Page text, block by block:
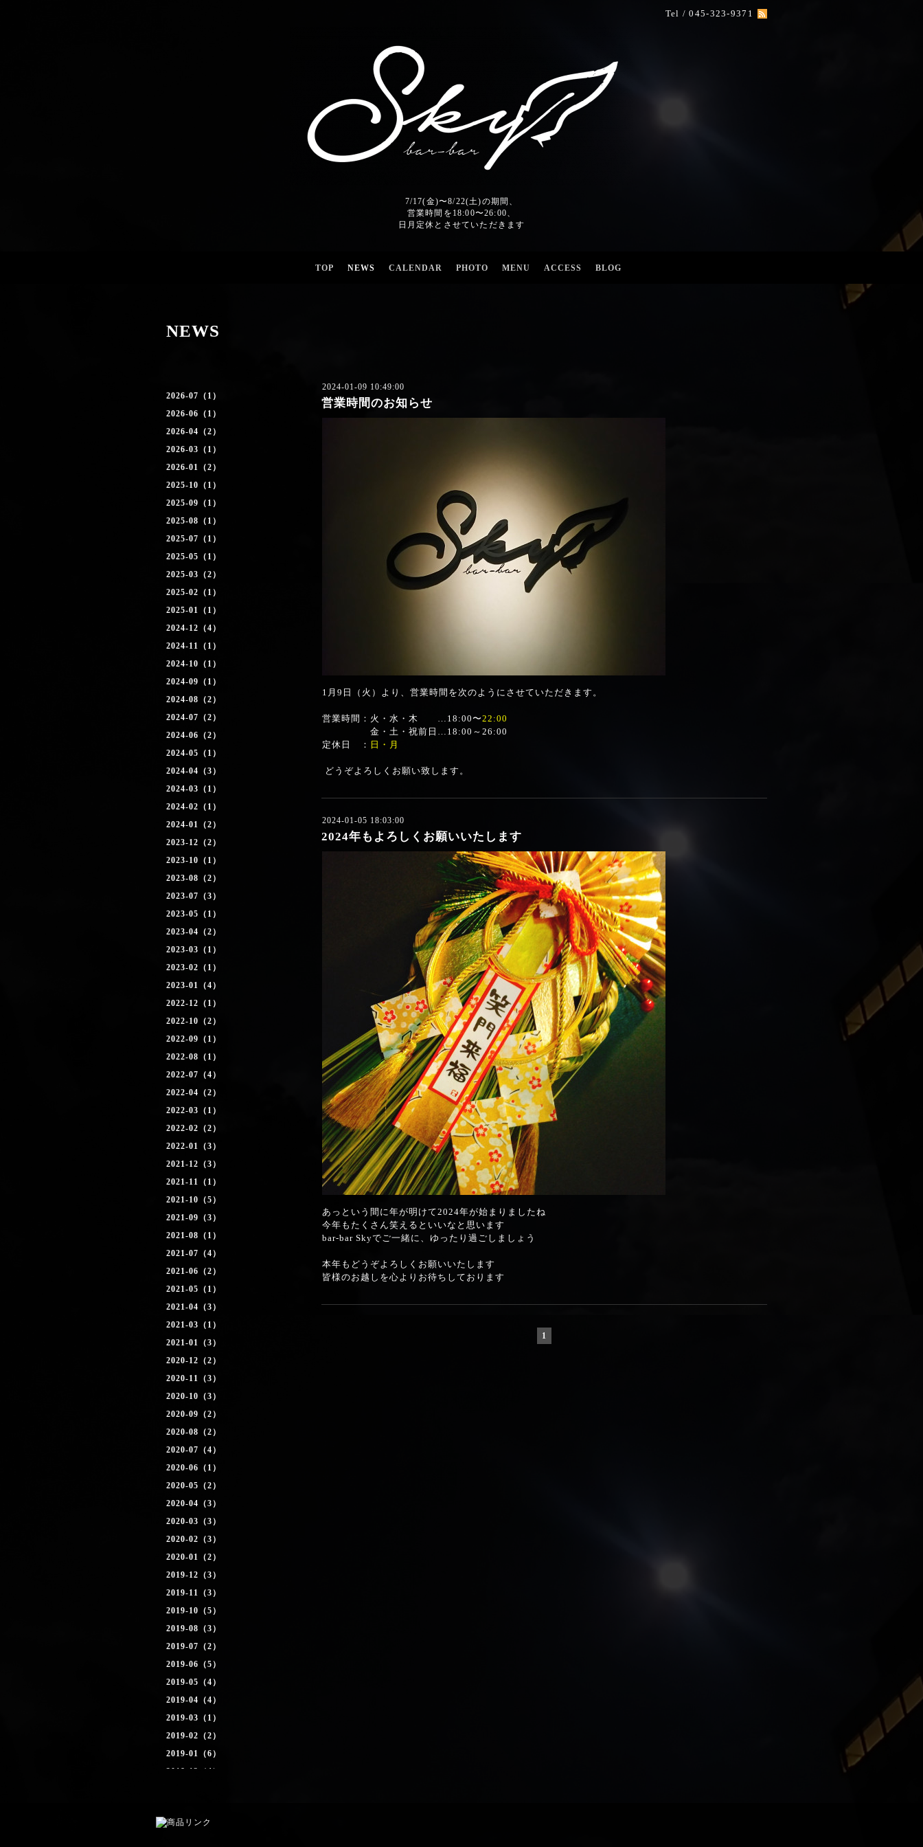
Tel / 045-323-9371
7/17(金)〜8/22(土)の期間、
営業時間を18:00〜26:00、
日月定休とさせていただきます
TOP NEWS CALENDAR PHOTO MENU ACCESS BLOG
2026-07（1）
2026-06（1）
2026-04（2）
2026-03（1）
2026-01（2）
2025-10（1）
2025-09（1）
2025-08（1）
2025-07（1）
2025-05（1）
2025-03（2）
2025-02（1）
2025-01（1）
2024-12（4）
2024-11（1）
2024-10（1）
2024-09（1）
2024-08（2）
2024-07（2）
2024-06（2）
2024-05（1）
2024-04（3）
2024-03（1）
2024-02（1）
2024-01（2）
2023-12（2）
2023-10（1）
2023-08（2）
2023-07（3）
2023-05（1）
2023-04（2）
2023-03（1）
2023-02（1）
2023-01（4）
2022-12（1）
2022-10（2）
2022-09（1）
2022-08（1）
2022-07（4）
2022-04（2）
2022-03（1）
2022-02（2）
2022-01（3）
2021-12（3）
2021-11（1）
2021-10（5）
2021-09（3）
2021-08（1）
2021-07（4）
2021-06（2）
2021-05（1）
2021-04（3）
2021-03（1）
2021-01（3）
2020-12（2）
2020-11（3）
2020-10（3）
2020-09（2）
2020-08（2）
2020-07（4）
2020-06（1）
2020-05（2）
2020-04（3）
2020-03（3）
2020-02（3）
2020-01（2）
2019-12（3）
2019-11（3）
2019-10（5）
2019-08（3）
2019-07（2）
2019-06（5）
2019-05（4）
2019-04（4）
2019-03（1）
2019-02（2）
2019-01（6）
2018-12（4）
2018-09（1）
NEWS
2024-01-09 10:49:00
営業時間のお知らせ
1月9日（火）より、営業時間を次のようにさせていただきます。
営業時間：火・水・木 …18:00〜22:00
金・土・祝前日…18:00～26:00
定休日 ： 日・月
どうぞよろしくお願い致します。
2024-01-05 18:03:00
2024年もよろしくお願いいたします
あっという間に年が明けて2024年が始まりましたね
今年もたくさん笑えるといいなと思います
bar-bar Skyでご一緒に、ゆったり過ごしましょう
本年もどうぞよろしくお願いいたします
皆様のお越しを心よりお待ちしております
1